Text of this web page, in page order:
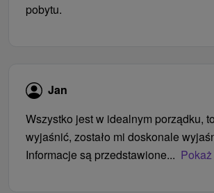
pobytu.
Jan
Wszystko jest w idealnym porządku,
wyjaśnić, zostało mi doskonale
Informacje są przedstawione...